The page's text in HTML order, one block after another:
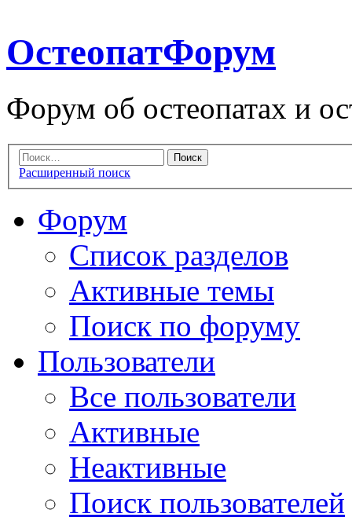
ОстеопатФорум
Форум об остеопатах и
Расширенный поиск
Форум
Список разделов
Активные темы
Поиск по форуму
Пользователи
Все пользователи
Активные
Неактивные
Поиск пользователей